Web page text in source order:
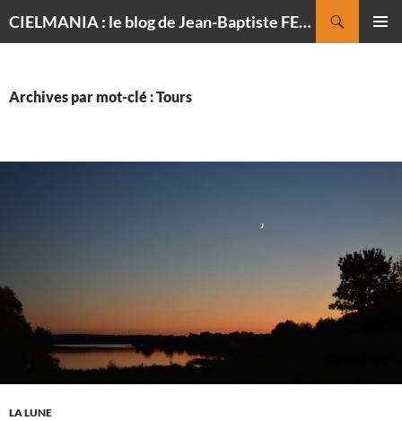
CIELMANIA : le blog de Jean-Baptiste FELDMANN, photographe du ciel
Archives par mot-clé : Tours
LA LUNE